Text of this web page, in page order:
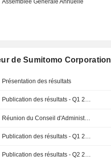
Assemblée Générale Annuelle
de Sumitomo Corporation
Présentation des résultats